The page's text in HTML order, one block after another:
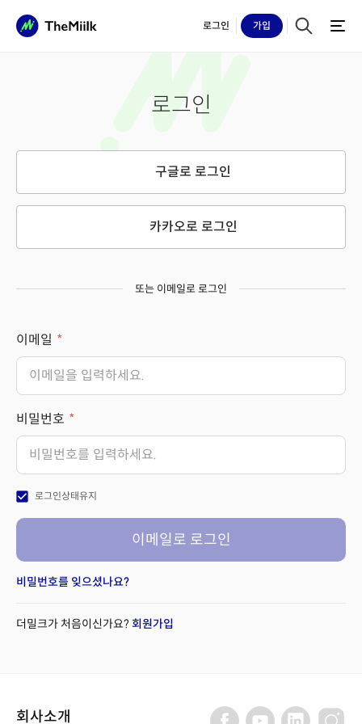
로그인 가입
로그인
구글로 로그인
카카오로 로그인
또는 이메일로 로그인
이메일
비밀번호
check_box 로그인상태유지
이메일로 로그인
비밀번호를 잊으셨나요?
더밀크가 처음이신가요? 회원가입
회사소개